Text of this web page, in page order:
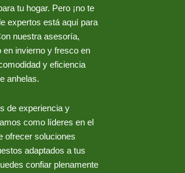
tu hogar. Pero ¡no te
expertos está aquí para
nuestra asesoría,
en invierno y fresco en
y eficiencia
anhelas.
de experiencia y
como líderes en el
ofrecer soluciones
adaptados a tus
confiar plenamente